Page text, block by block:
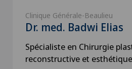
Clinique Générale-Beaulieu
Dr. med. Badwi Elias
Spécialiste en Chirurgie
reconstructive et